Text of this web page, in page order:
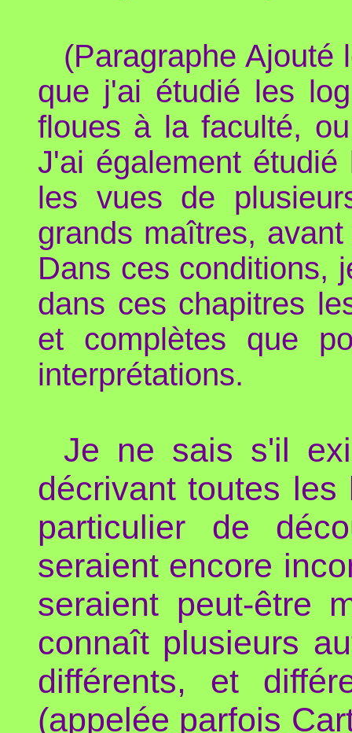
(Paragraphe Ajouté
que j'ai étudié les
floues à la faculté,
J'ai également étudié
les vues de
grands maîtres,
Dans ces conditions,
dans ces chapitres
et complètes que
interprétations.
Je ne sais s'il
décrivant toutes
particulier de
seraient encore
seraient peut-être
connaît plusieurs
différents, et
(appelée parfois